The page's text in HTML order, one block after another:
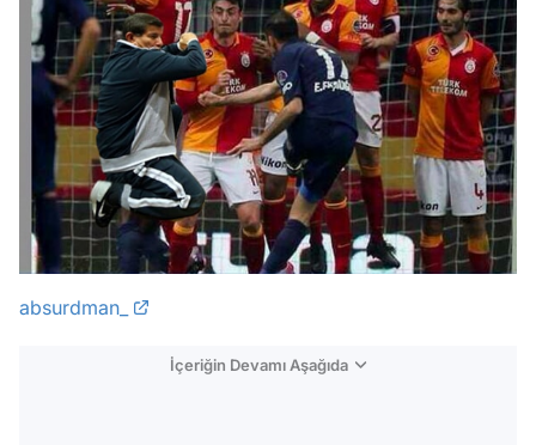
absurdman_
İçeriğin Devamı Aşağıda